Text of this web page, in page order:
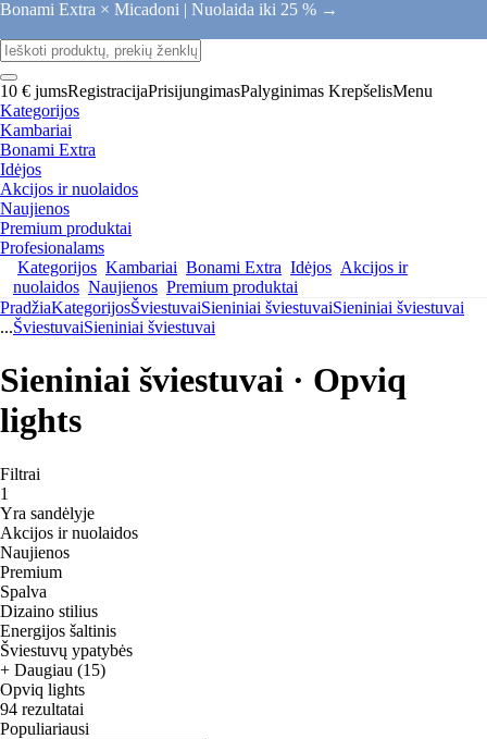
Bonami Extra × Micadoni | Nuolaida iki 25 % →
10 € jumsRegistracijaPrisijungimasPalyginimas KrepšelisMenu
Kategorijos
Kambariai
Bonami Extra
Idėjos
Akcijos ir nuolaidos
Naujienos
Premium produktai
Profesionalams
Kategorijos Kambariai Bonami Extra Idėjos Akcijos ir
nuolaidos Naujienos Premium produktai
PradžiaKategorijosŠviestuvaiSieniniai šviestuvaiSieniniai šviestuvai
...ŠviestuvaiSieniniai šviestuvai
Sieniniai šviestuvai · Opviq
lights
Filtrai
1
Yra sandėlyje
Akcijos ir nuolaidos
Naujienos
Premium
Spalva
Dizaino stilius
Energijos šaltinis
Šviestuvų ypatybės
+ Daugiau (15)
Opviq lights
94 rezultatai
Populiariausi